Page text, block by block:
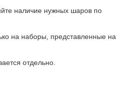
наличие нужных шаров по
на наборы, представленные на
отдельно.